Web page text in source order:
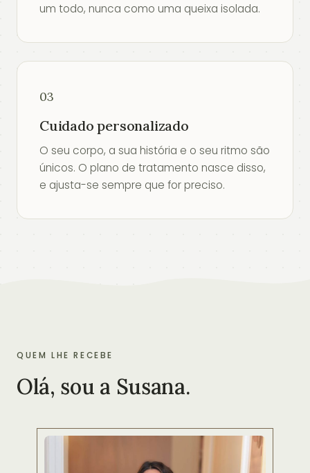
um todo, nunca como uma queixa isolada.
03
Cuidado personalizado
O seu corpo, a sua história e o seu ritmo são
únicos. O plano de tratamento nasce disso,
e ajusta-se sempre que for preciso.
QUEM LHE RECEBE
Olá, sou a Susana.